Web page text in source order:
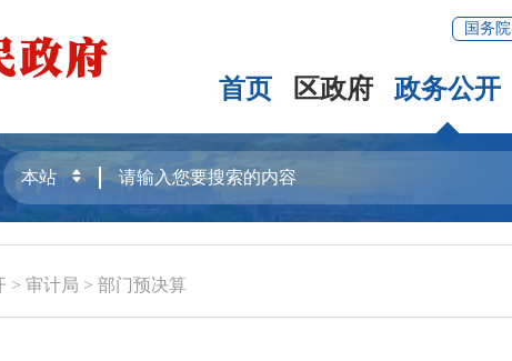
国务院
首页 区政府 政务公开
> 审计局 > 部门预决算